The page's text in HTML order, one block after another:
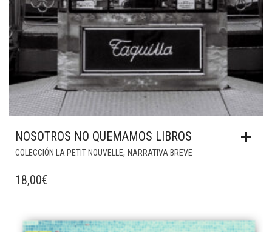
NOSOTROS NO QUEMAMOS LIBROS
COLECCIÓN LA PETIT NOUVELLE, NARRATIVA BREVE
18,00€